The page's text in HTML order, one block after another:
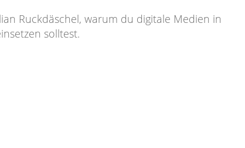
Ruckdäschel, warum du digitale Medien in
solltest.